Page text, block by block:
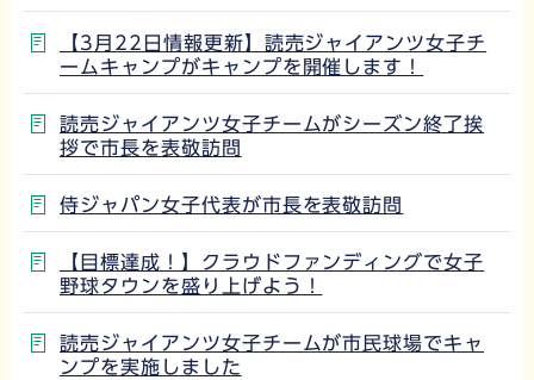
【3月22日情報更新】読売ジャイアンツ女子チ
ームキャンプがキャンプを開催します！
読売ジャイアンツ女子チームがシーズン終了挨
拶で市長を表敬訪問
侍ジャパン女子代表が市長を表敬訪問
【目標達成！】クラウドファンディングで女子
野球タウンを盛り上げよう！
読売ジャイアンツ女子チームが市民球場でキャ
ンプを実施しました